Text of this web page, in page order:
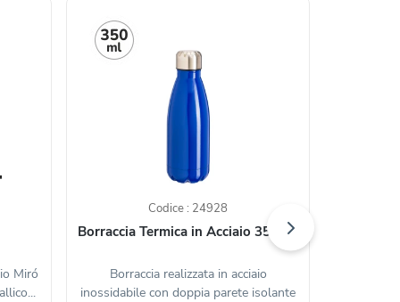
Miró
Codice : 24928
Borraccia Termica in Acciaio 350 ml
Borraccia realizzata in acciaio
inossidabile con doppia parete isolante